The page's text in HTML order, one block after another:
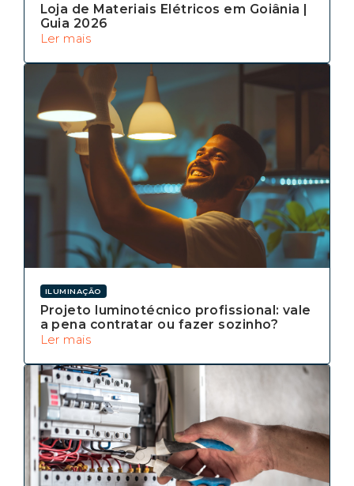
Loja de Materiais Elétricos em Goiânia |
Guia 2026
Ler mais
ILUMINAÇÃO
Projeto luminotécnico profissional: vale
a pena contratar ou fazer sozinho?
Ler mais